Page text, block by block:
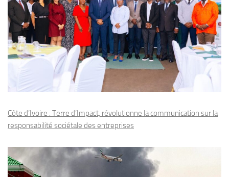
Côte d’Ivoire : Terre d’Impact, révolutionne la communication sur la
responsabilité sociétale des entreprises